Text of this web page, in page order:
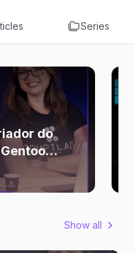
Series
do
depõe
+
música
Show all